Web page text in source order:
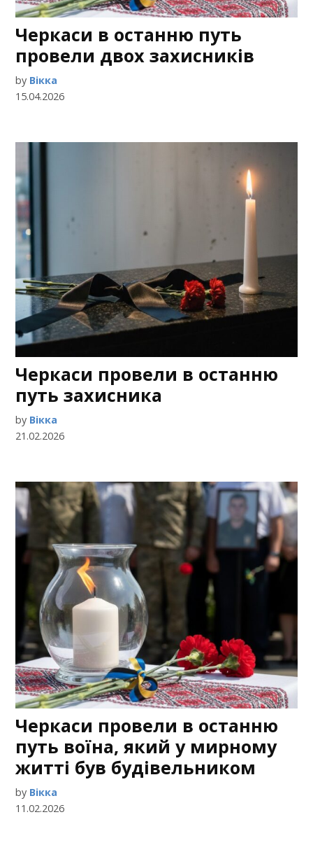
Черкаси в останню путь
провели двох захисників
by Вікка
15.04.2026
Черкаси провели в останню
путь захисника
by Вікка
21.02.2026
Черкаси провели в останню
путь воїна, який у мирному
житті був будівельником
by Вікка
11.02.2026